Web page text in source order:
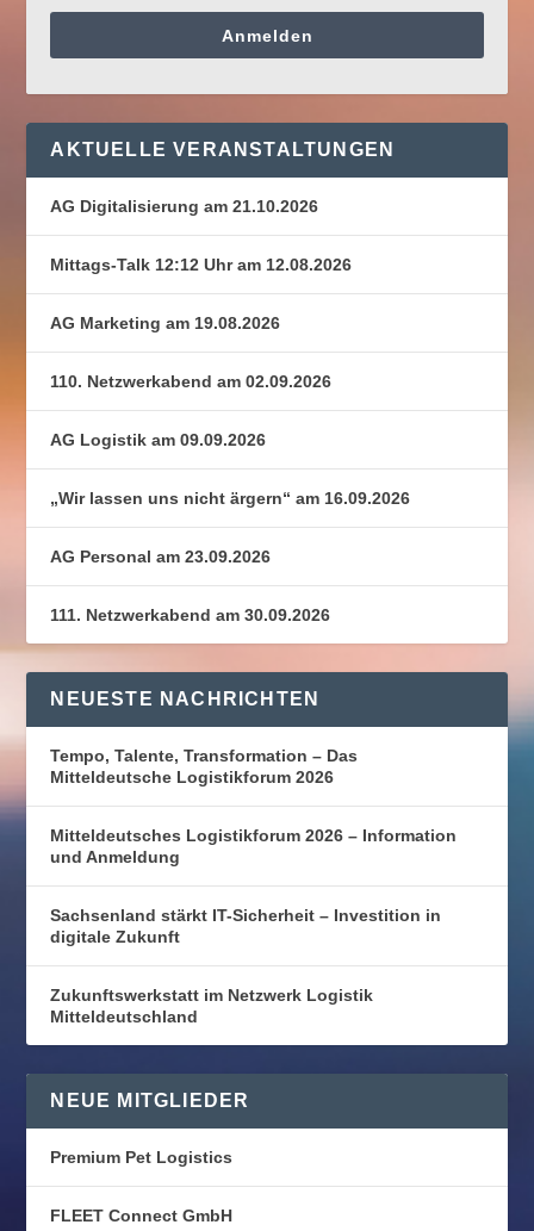
Anmelden
AKTUELLE VERANSTALTUNGEN
AG Digitalisierung am 21.10.2026
Mittags-Talk 12:12 Uhr am 12.08.2026
AG Marketing am 19.08.2026
110. Netzwerkabend am 02.09.2026
AG Logistik am 09.09.2026
„Wir lassen uns nicht ärgern“ am 16.09.2026
AG Personal am 23.09.2026
111. Netzwerkabend am 30.09.2026
NEUESTE NACHRICHTEN
Tempo, Talente, Transformation – Das
Mitteldeutsche Logistikforum 2026
Mitteldeutsches Logistikforum 2026 – Information
und Anmeldung
Sachsenland stärkt IT-Sicherheit – Investition in
digitale Zukunft
Zukunftswerkstatt im Netzwerk Logistik
Mitteldeutschland
NEUE MITGLIEDER
Premium Pet Logistics
FLEET Connect GmbH